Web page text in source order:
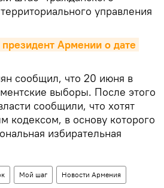
управления
Армении о дате
сообщил, что 20 июня в
выборы. После этого
сообщили, что хотят
в основу которого
избирательная
Мой шаг Новости Армения